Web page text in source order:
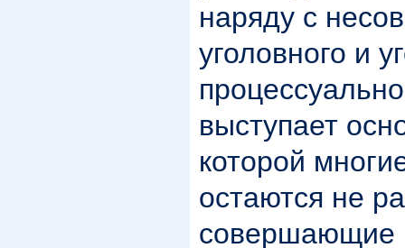
наряду с
уголовного и
выступает
которой
остаются не
совершающие